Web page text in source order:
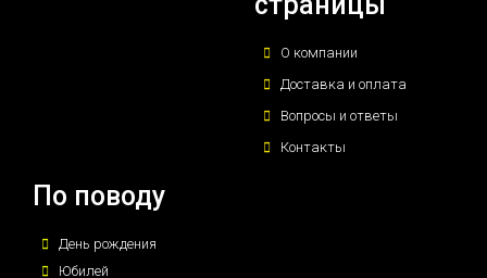
О компании
Доставка и оплата
Вопросы и ответы
Контакты
По поводу
День рождения
Юбилей